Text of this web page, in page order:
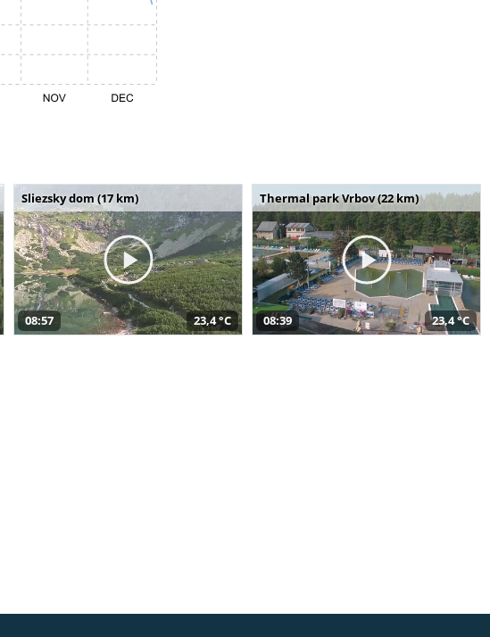
Sliezsky dom (17 km)
08:57 23,4 °C
Thermal park Vrbov (22 km)
08:39 23,4 °C